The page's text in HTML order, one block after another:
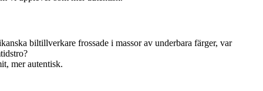
biltillverkare frossade i massor av underbara färger, var
mer autentisk.